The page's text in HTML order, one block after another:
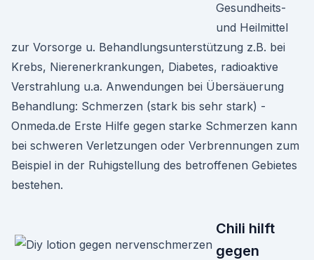
Gesundheits-
und Heilmittel
zur Vorsorge u. Behandlungsunterstützung z.B. bei
Krebs, Nierenerkrankungen, Diabetes, radioaktive
Verstrahlung u.a. Anwendungen bei Übersäuerung
Behandlung: Schmerzen (stark bis sehr stark) -
Onmeda.de Erste Hilfe gegen starke Schmerzen kann
bei schweren Verletzungen oder Verbrennungen zum
Beispiel in der Ruhigstellung des betroffenen Gebietes
bestehen.
Chili hilft
gegen